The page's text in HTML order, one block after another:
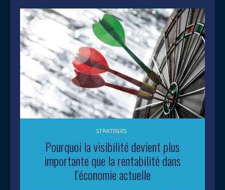
STRATEGIES
Pourquoi la visibilité devient plus
importante que la rentabilité dans
l’économie actuelle